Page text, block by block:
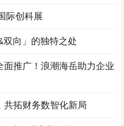
际创科展
双向」的独特之处
面推广！浪潮海岳助力企业
共拓财务数智化新局